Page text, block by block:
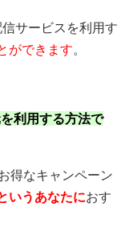
サービスを利用す
ができます
利用する方法で
得なキャンペーン
いうあなたにおす